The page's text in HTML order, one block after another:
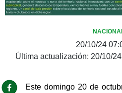
20/10/24
Última actualización: 20/10/
Este domingo 20 de